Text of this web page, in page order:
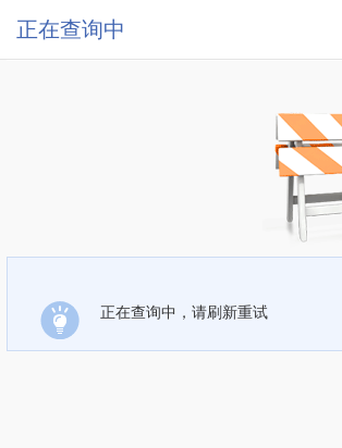
正在查询中
正在查询中，请刷新重试